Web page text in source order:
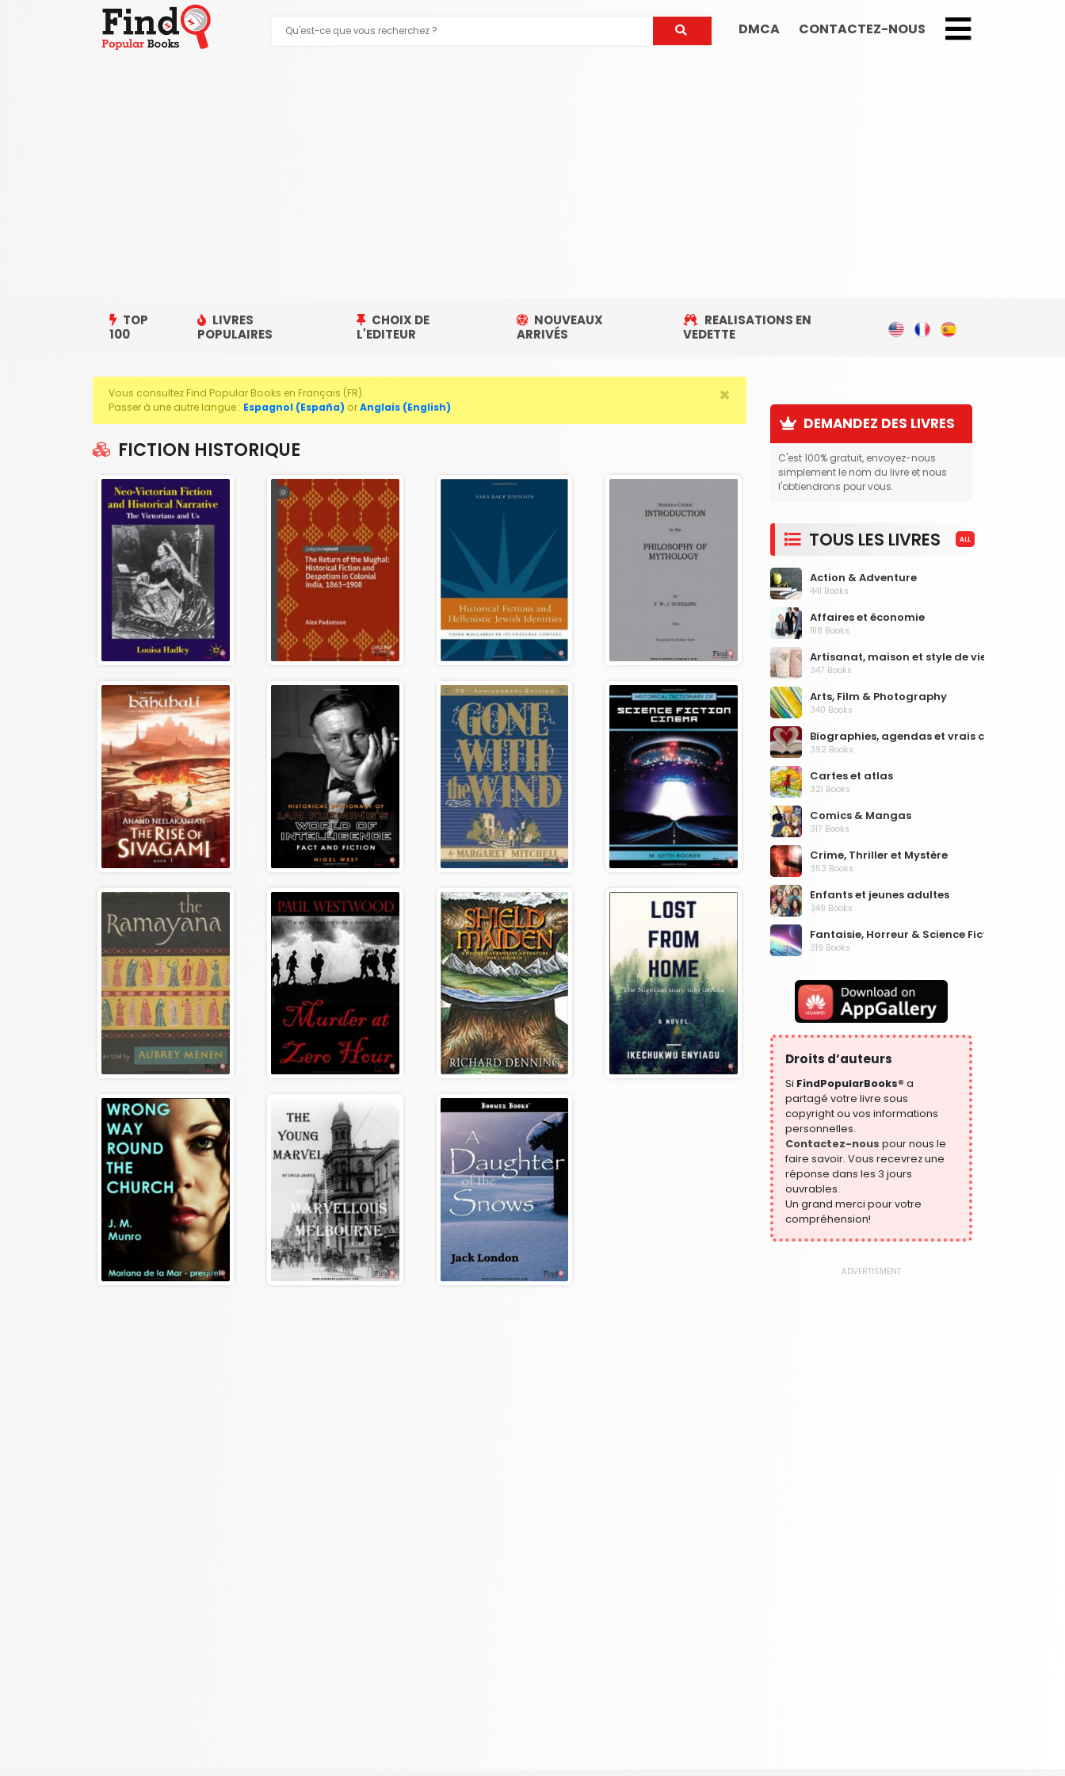
DMCA CONTACTEZ-NOUS
TOP
100
LIVRES
POPULAIRES
CHOIX DE
L'EDITEUR
NOUVEAUX
ARRIVÉS
REALISATIONS EN
VEDETTE
Vous consultez Find Popular Books en Français (FR).
Passer à une autre langue : Espagnol (España) orAnglais (English) ×
FICTION HISTORIQUE
DEMANDEZ DES LIVRES
C'est 100% gratuit, envoyez-nous
simplement le nom du livre et nous
l'obtiendrons pour vous.
TOUS LES LIVRES ALL
Action & Adventure
441 Books
Affaires et économie
1118 Books
Artisanat, maison et style de vie
347 Books
Arts, Film & Photography
340 Books
Biographies, agendas et vrais comptes
392 Books
Cartes et atlas
321 Books
Comics & Mangas
317 Books
Crime, Thriller et Mystère
353 Books
Enfants et jeunes adultes
349 Books
Fantaisie, Horreur & Science Fiction
319 Books
319 Books
Humour
Informatique, Internet et médias numériques
483 Books
L'histoire
324 Books
Langue, linguistique et écriture
1181 Books
Littérature et fiction
332 Books
Loi
361 Books
340 Books
Droits d’auteurs
Si FindPopularBooks® a
partagé votre livre sous
copyright ou vos informations
personnelles.
Contactez-nous pour nous le
faire savoir. Vous recevrez une
réponse dans les 3 jours
ouvrables.
Un grand merci pour votre
compréhension!
ADVERTISMENT